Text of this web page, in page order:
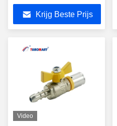
maat S16X10, geschikt
voor PAP meerlaagse
gasleidingen, conform
Krijg Beste Prijs
Video